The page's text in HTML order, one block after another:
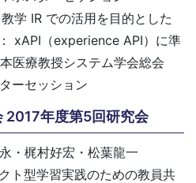
学 IR での活用を目的とした
xAPI（experience API）に準
医療教授システム学会総会
ーセッション
2017年度第5回研究会
・梶村好宏・松葉龍一
ト型学習実践のための教員共